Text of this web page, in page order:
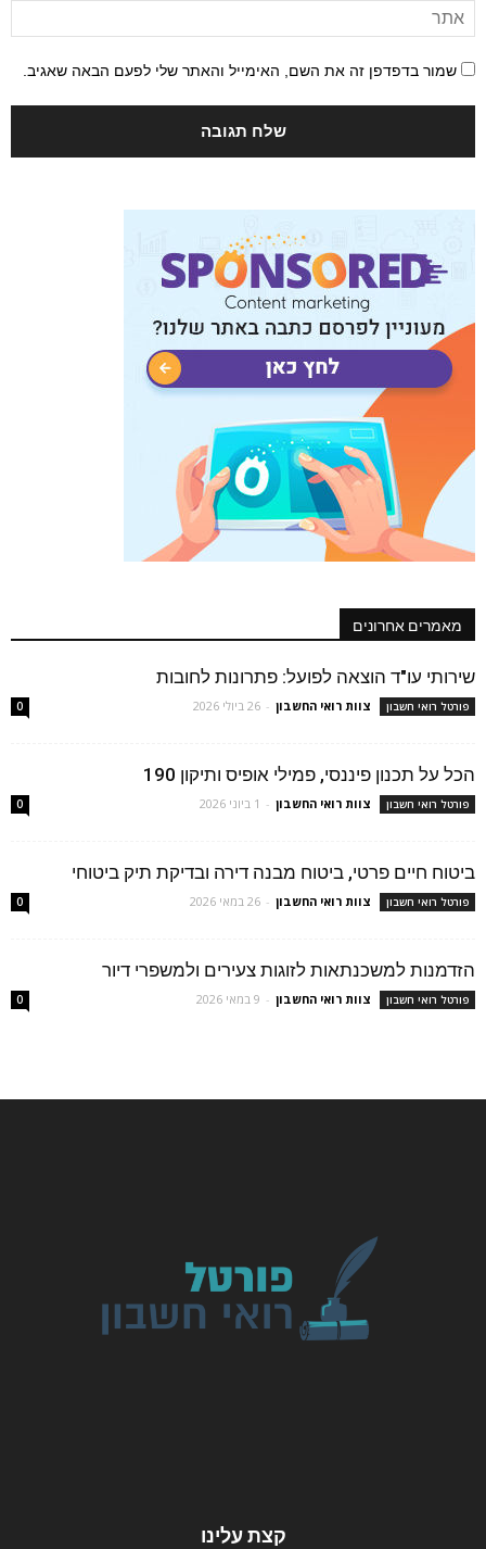
שמור בדפדפן זה את השם, האימייל והאתר שלי לפעם הבאה שאגיב.
מאמרים אחרונים
שירותי עו"ד הוצאה לפועל: פתרונות לחובות
פורטל רואי חשבון צוות רואי החשבון - 26 ביולי 2026 0
הכל על תכנון פיננסי, פמילי אופיס ותיקון 190
פורטל רואי חשבון צוות רואי החשבון - 1 ביוני 2026 0
ביטוח חיים פרטי, ביטוח מבנה דירה ובדיקת תיק ביטוחי
פורטל רואי חשבון צוות רואי החשבון - 26 במאי 2026 0
הזדמנות למשכנתאות לזוגות צעירים ולמשפרי דיור
פורטל רואי חשבון צוות רואי החשבון - 9 במאי 2026 0
קצת עלינו